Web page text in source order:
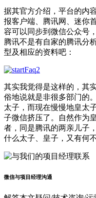
据其官方介绍，平台的内
报客户端、腾讯网、迷你
容可以同步到微信公众号
腾讯不是有自家的腾讯分
型及相应的资料吧：
其实我觉得是这样的，其
俗地说就是非很多部门的
太子，而现在慢慢地皇太
子微信挤压了。自然作为
者，同是腾讯的两亲儿子
什么太子、皇子，又有何
微信与项目经理沟通